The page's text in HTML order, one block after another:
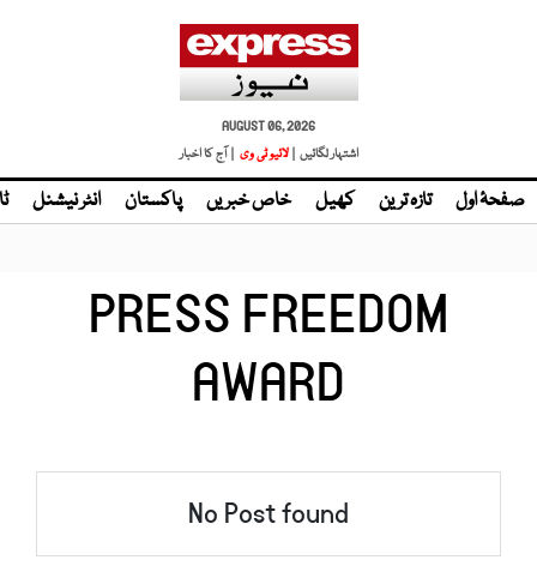
AUGUST 06, 2026
اشتہار لگائیں | لائیو ٹی وی | آج کا اخبار
صفحۂ اول تازہ ترین کھیل خاص خبریں پاکستان انٹر نیشنل
PRESS FREEDOM
AWARD
No Post found